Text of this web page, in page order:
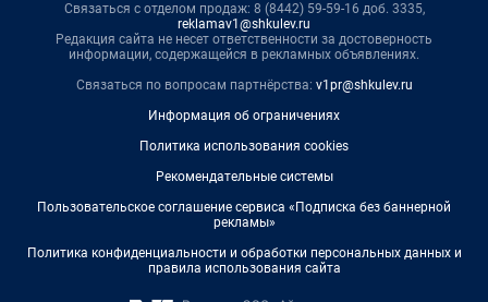
Связаться с отделом продаж: 8 (8442) 59-59-16 доб. 3335,
reklamav1@shkulev.ru
Редакция сайта не несет ответственности за достоверность
информации, содержащейся в рекламных объявлениях.
Связаться по вопросам партнёрства: v1pr@shkulev.ru
Информация об ограничениях
Политика использования cookies
Рекомендательные системы
Пользовательское соглашение сервиса «Подписка без баннерной
рекламы»
Политика конфиденциальности и обработки персональных данных и
правила использования сайта